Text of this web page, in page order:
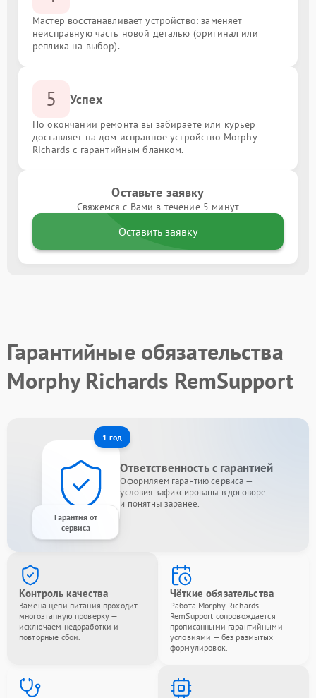
Мастер восстанавливает устройство: заменяет
неисправную часть новой деталью (оригинал или
реплика на выбор).
5 Успех
По окончании ремонта вы забираете или курьер
доставляет на дом исправное устройство Morphy
Richards с гарантийным бланком.
Оставьте заявку
Свяжемся с Вами в течение 5 минут
Оставить заявку
Гарантийные обязательства
Morphy Richards RemSupport
1 год
Гарантия от
сервиса
Ответственность с гарантией
Оформляем гарантию сервиса —
условия зафиксированы в договоре
и понятны заранее.
Контроль качества
Замена цепи питания проходит
многоэтапную проверку —
исключаем недоработки и
повторные сбои.
Чёткие обязательства
Работа Morphy Richards
RemSupport сопровождается
прописанными гарантийными
условиями — без размытых
формулировок.